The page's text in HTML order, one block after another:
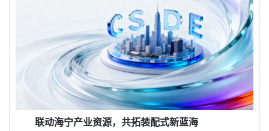
联动海宁产业资源，共拓装配式新蓝海